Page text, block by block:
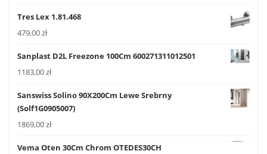
Tres Lex 1.81.468
479,00zł
Sanplast D2L Freezone 100Cm 600271311012501
1183,00zł
Sanswiss Solino 90X200Cm Lewe Srebrny
(Solf1G0905007)
1869,00zł
Vema Oten 30Cm Chrom OTEDES30CH